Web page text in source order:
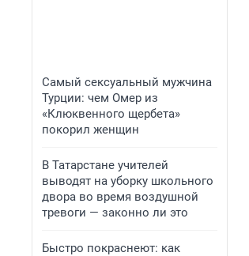
Самый сексуальный мужчина
Турции: чем Омер из
«Клюквенного щербета»
покорил женщин
В Татарстане учителей
выводят на уборку школьного
двора во время воздушной
тревоги — законно ли это
Быстро покраснеют: как